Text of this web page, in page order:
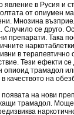
в Русия и
от опиумен
Мнозина
се друго.
препарати. Така
в
Тези ефекти се
опиоид трамадол
качеството на
на нови
трамадол.